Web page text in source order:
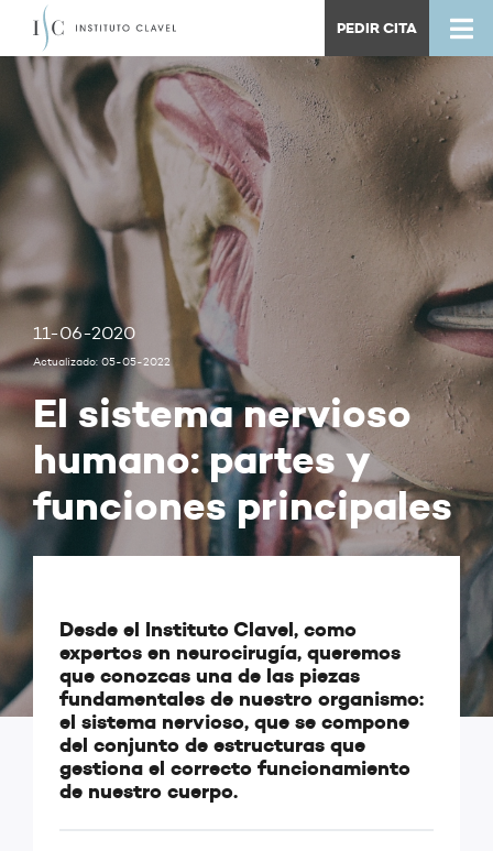
PEDIR CITA
11-06-2020
Actualizado: 05-05-2022
El sistema nervioso
humano: partes y
funciones principales
Desde el Instituto Clavel, como
expertos en neurocirugía, queremos
que conozcas una de las piezas
fundamentales de nuestro organismo:
el sistema nervioso, que se compone
del conjunto de estructuras que
gestiona el correcto funcionamiento
de nuestro cuerpo.